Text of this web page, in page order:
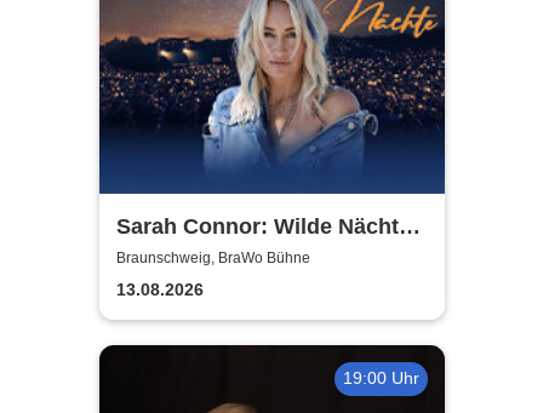
Sarah Connor: Wilde Nächte -
Open Air 2026
Braunschweig, BraWo Bühne
13.08.2026
19:00 Uhr